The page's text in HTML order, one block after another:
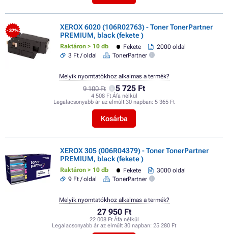
- 37%
XEROX 6020 (106R02763) - Toner TonerPartner
PREMIUM, black (fekete )
Raktáron > 10 db Fekete
2000 oldal
3 Ft / oldal
TonerPartner
9 100 Ft 5 725 Ft
4 508 Ft Áfa nélkül
Legalacsonyabb ár az elmúlt 30 napban: 5 365 Ft
Kosárba
Melyik nyomtatókhoz alkalmas a termék?
XEROX 305 (006R04379) - Toner TonerPartner
PREMIUM, black (fekete )
Raktáron > 10 db Fekete
3000 oldal
9 Ft / oldal
TonerPartner
27 950 Ft
22 008 Ft Áfa nélkül
Legalacsonyabb ár az elmúlt 30 napban: 25 280 Ft
Melyik nyomtatókhoz alkalmas a termék?